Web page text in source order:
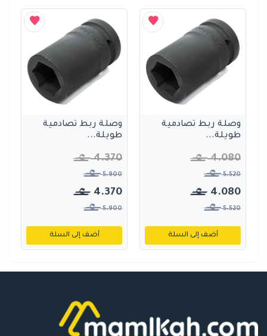
وصلة ربط تصادمية
طويلة...
4.080
5.520
4.080
5.520
أضف إلى السلة
وصلة ربط تصادمية
طويلة...
4.370
5.900
4.370
5.900
أضف إلى السلة